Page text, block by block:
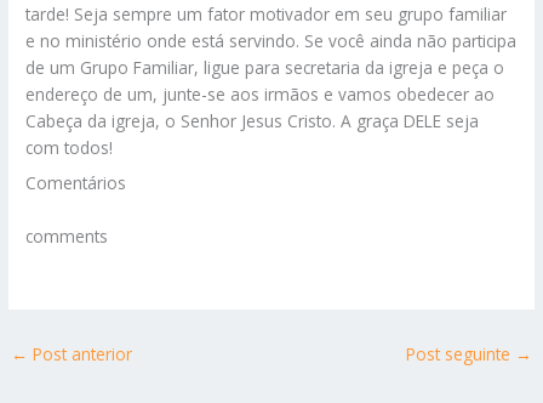
tarde! Seja sempre um fator motivador em seu grupo familiar
e no ministério onde está servindo. Se você ainda não participa
de um Grupo Familiar, ligue para secretaria da igreja e peça o
endereço de um, junte-se aos irmãos e vamos obedecer ao
Cabeça da igreja, o Senhor Jesus Cristo. A graça DELE seja
com todos!
Comentários
comments
← Post anterior Post seguinte →